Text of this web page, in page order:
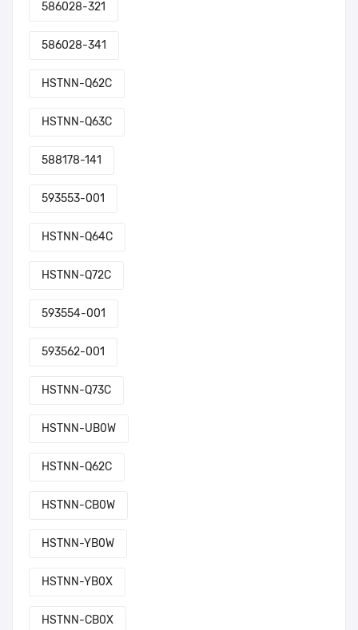
586028-321
586028-341
HSTNN-Q62C
HSTNN-Q63C
588178-141
593553-001
HSTNN-Q64C
HSTNN-Q72C
593554-001
593562-001
HSTNN-Q73C
HSTNN-UB0W
HSTNN-Q62C
HSTNN-CB0W
HSTNN-YB0W
HSTNN-YB0X
HSTNN-CB0X